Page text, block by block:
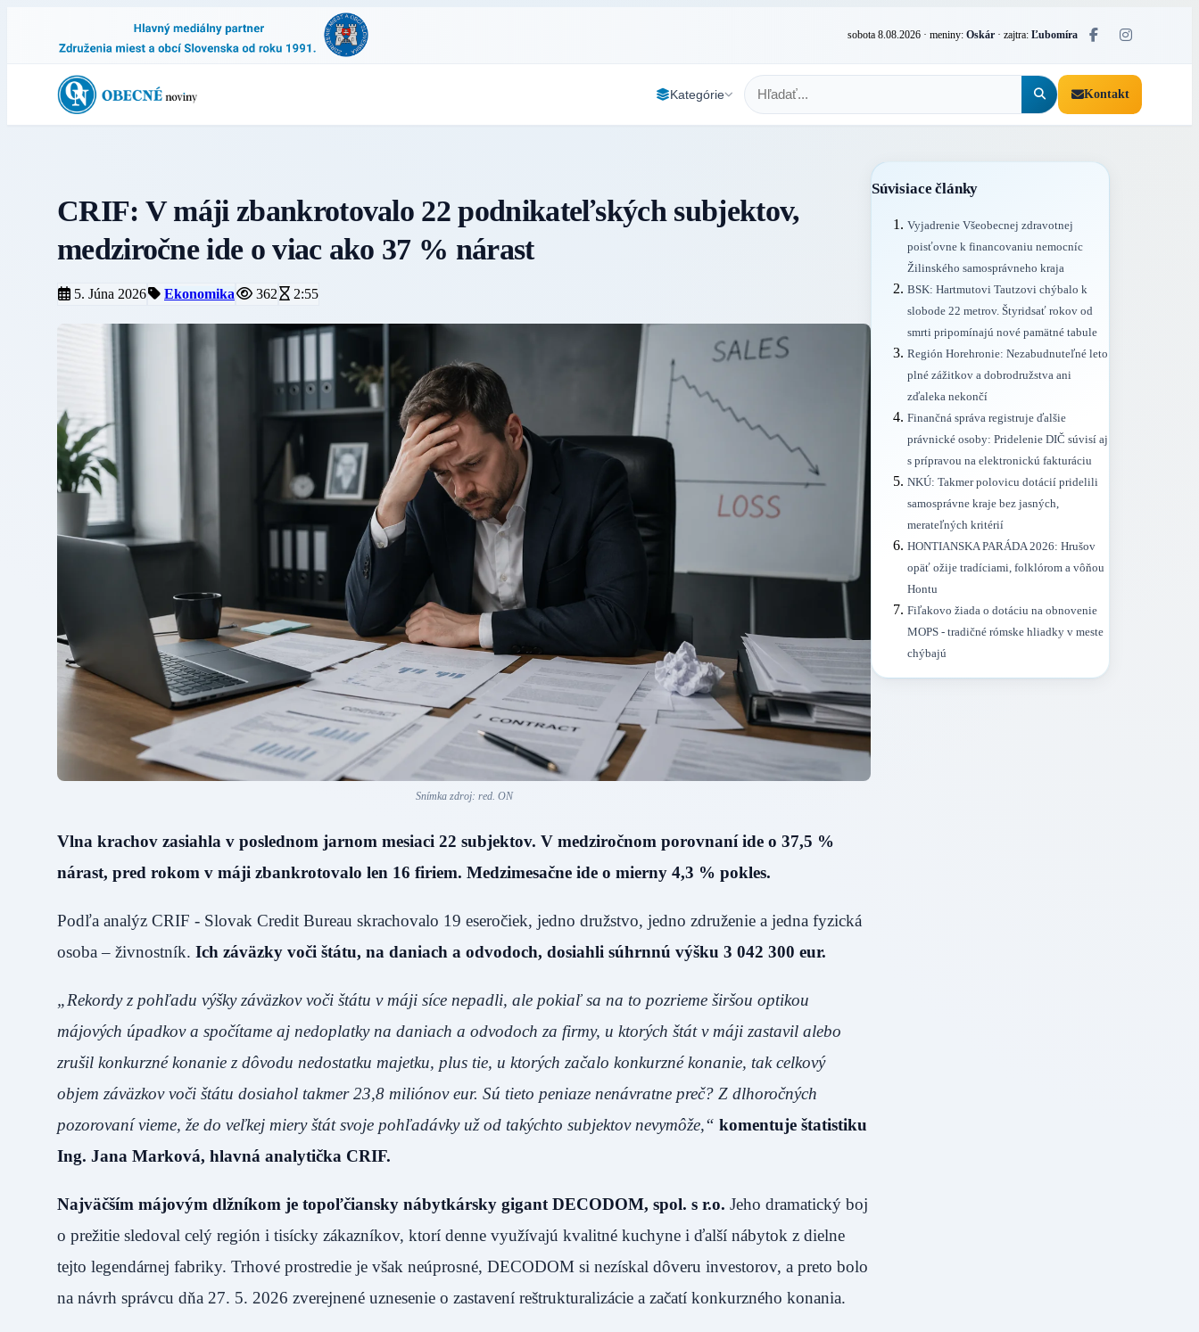
sobota 8.08.2026 · meniny: Oskár · zajtra: Ľubomíra
Kategórie Kontakt
CRIF: V máji zbankrotovalo 22 podnikateľských subjektov,
medziročne ide o viac ako 37 % nárast
5. Júna 2026 Ekonomika 362 2:55
Snímka zdroj: red. ON
Vlna krachov zasiahla v poslednom jarnom mesiaci 22 subjektov. V medziročnom porovnaní ide o 37,5 %
nárast, pred rokom v máji zbankrotovalo len 16 firiem. Medzimesačne ide o mierny 4,3 % pokles.
Podľa analýz CRIF - Slovak Credit Bureau skrachovalo 19 eseročiek, jedno družstvo, jedno združenie a jedna fyzická
osoba – živnostník. Ich záväzky voči štátu, na daniach a odvodoch, dosiahli súhrnnú výšku 3 042 300 eur.
„Rekordy z pohľadu výšky záväzkov voči štátu v máji síce nepadli, ale pokiaľ sa na to pozrieme širšou optikou
májových úpadkov a spočítame aj nedoplatky na daniach a odvodoch za firmy, u ktorých štát v máji zastavil alebo
zrušil konkurzné konanie z dôvodu nedostatku majetku, plus tie, u ktorých začalo konkurzné konanie, tak celkový
objem záväzkov voči štátu dosiahol takmer 23,8 miliónov eur. Sú tieto peniaze nenávratne preč? Z dlhoročných
pozorovaní vieme, že do veľkej miery štát svoje pohľadávky už od takýchto subjektov nevymôže,“ komentuje štatistiku
Ing. Jana Marková, hlavná analytička CRIF.
Najväčším májovým dlžníkom je topoľčiansky nábytkársky gigant DECODOM, spol. s r.o. Jeho dramatický boj
o prežitie sledoval celý región i tisícky zákazníkov, ktorí denne využívajú kvalitné kuchyne i ďalší nábytok z dielne
tejto legendárnej fabriky. Trhové prostredie je však neúprosné, DECODOM si nezískal dôveru investorov, a preto bolo
na návrh správcu dňa 27. 5. 2026 zverejnené uznesenie o zastavení reštrukturalizácie a začatí konkurzného konania.
Súvisiace články
Vyjadrenie Všeobecnej zdravotnej
poisťovne k financovaniu nemocníc
Žilinského samosprávneho kraja
BSK: Hartmutovi Tautzovi chýbalo k
slobode 22 metrov. Štyridsať rokov od
smrti pripomínajú nové pamätné tabule
Región Horehronie: Nezabudnuteľné leto
plné zážitkov a dobrodružstva ani
zďaleka nekončí
Finančná správa registruje ďalšie
právnické osoby: Pridelenie DIČ súvisí aj
s prípravou na elektronickú fakturáciu
NKÚ: Takmer polovicu dotácií pridelili
samosprávne kraje bez jasných,
merateľných kritérií
HONTIANSKA PARÁDA 2026: Hrušov
opäť ožije tradíciami, folklórom a vôňou
Hontu
Fiľakovo žiada o dotáciu na obnovenie
MOPS - tradičné rómske hliadky v meste
chýbajú